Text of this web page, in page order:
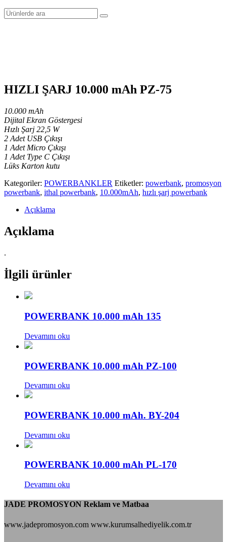
HIZLI ŞARJ 10.000 mAh PZ-75
10.000 mAh
Dijital Ekran Göstergesi
Hızlı Şarj 22,5 W
2 Adet USB Çıkışı
1 Adet Micro Çıkışı
1 Adet Type C Çıkışı
Lüks Karton kutu
Kategoriler: POWERBANKLER Etiketler: powerbank, promosyon
powerbank, ithal powerbank, 10.000mAh, hızlı şarj powerbank
Açıklama
Açıklama
.
İlgili ürünler
POWERBANK 10.000 mAh 135
Devamını oku
POWERBANK 10.000 mAh PZ-100
Devamını oku
POWERBANK 10.000 mAh. BY-204
Devamını oku
POWERBANK 10.000 mAh PL-170
Devamını oku
JADE PROMOSYON Reklam ve Matbaa
www.jadepromosyon.com www.kurumsalhediyelik.com.tr